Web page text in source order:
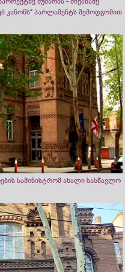
კანონს“ პარლამენტს შემოდგომით
სამინისტრომ ახალი სასწავლო